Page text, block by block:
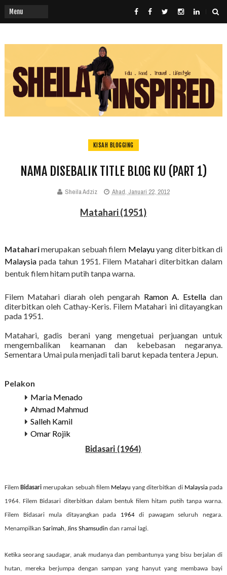
KISAH BLOGGING
NAMA DISEBALIK TITLE BLOG KU (PART 1)
Sheila Adziz Ahad, Januari 22, 2012
Matahari (1951)
Mataharimerupakan sebuah filem Melayuyang diterbitkan di
Malaysiapada tahun 1951. Filem Matahari diterbitkan dalam
bentuk filem hitam putih tanpa warna.
Filem Matahari diarah oleh pengarah Ramon A. Estelladan
diterbitkan oleh Cathay-Keris. Filem Matahari ini ditayangkan
pada 1951.
Matahari, gadis berani yang mengetuai perjuangan untuk
mengembalikan keamanan dan kebebasan negaranya.
Sementara Umai pula menjadi tali barut kepada tentera Jepun.
Pelakon
Maria Menado
Ahmad Mahmud
Salleh Kamil
Omar Rojik
Bidasari (1964)
Filem Bidasari merupakan sebuah filem Melayu yang diterbitkan di Malaysiapada
1964. Filem Bidasari diterbitkan dalam bentuk filem hitam putih tanpa warna.
Filem Bidasari mula ditayangkan pada 1964di pawagam seluruh negara.
Menampilkan Sarimah, Jins Shamsudin dan ramai lagi.
Ketika seorang saudagar, anak mudanya dan pembantunya yang bisu berjalan di
hutan, mereka berjumpa dengan sampan yang hanyut yang membawa bayi